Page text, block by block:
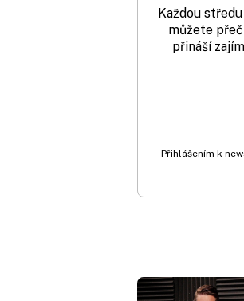
Každou
můžete
přináší
Přihlášením k